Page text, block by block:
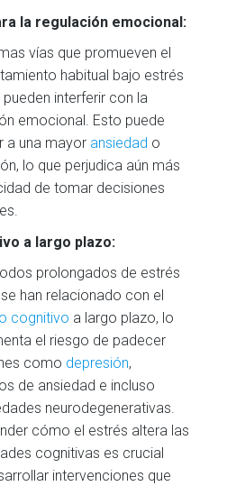
la regulación emocional:
vías que promueven el
habitual bajo estrés
interferir con la
emocional. Esto puede
a una mayor ansiedad o
lo que perjudica aún más
de tomar decisiones
a largo plazo:
prolongados de estrés
han relacionado con el
cognitivo a largo plazo, lo
el riesgo de padecer
como depresión,
de ansiedad e incluso
neurodegenerativas.
cómo el estrés altera las
cognitivas es crucial
intervenciones que